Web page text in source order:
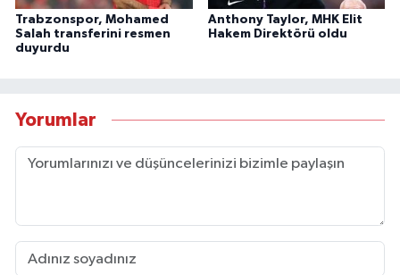
Trabzonspor, Mohamed
Salah transferini resmen
duyurdu
Anthony Taylor, MHK Elit
Hakem Direktörü oldu
Yorumlar